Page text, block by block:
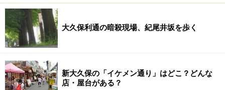
大久保利通の暗殺現場、紀尾井坂を歩く
新大久保の「イケメン通り」はどこ？どんな
店・屋台がある？